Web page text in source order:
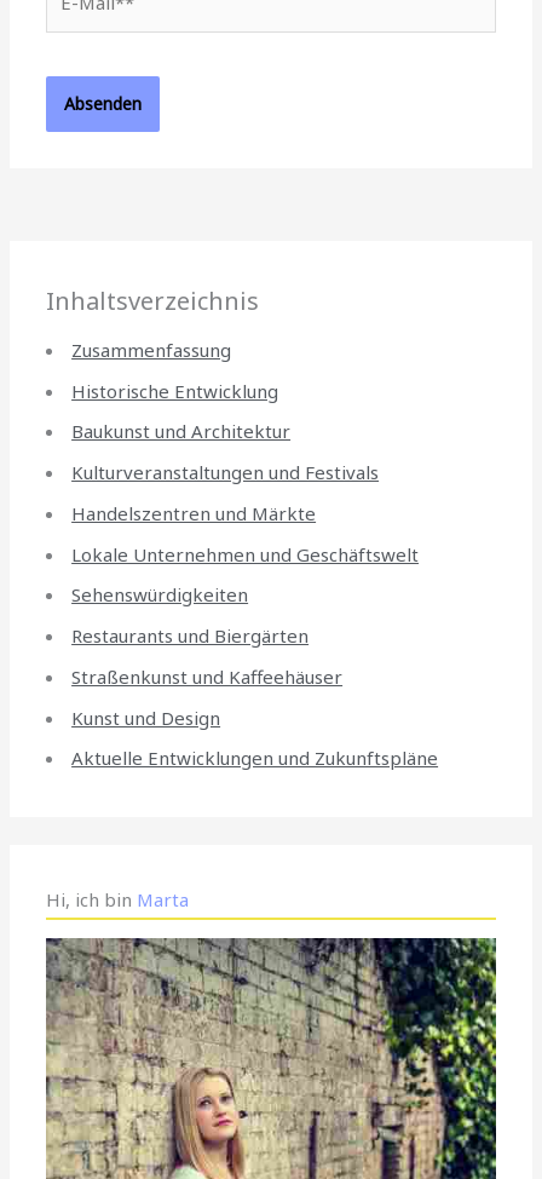
Mail**
Inhaltsverzeichnis
Zusammenfassung
Historische Entwicklung
Baukunst und Architektur
Kulturveranstaltungen und Festivals
Handelszentren und Märkte
Lokale Unternehmen und Geschäftswelt
Sehenswürdigkeiten
Restaurants und Biergärten
Straßenkunst und Kaffeehäuser
Kunst und Design
Aktuelle Entwicklungen und Zukunftspläne
Hi, ich bin Marta